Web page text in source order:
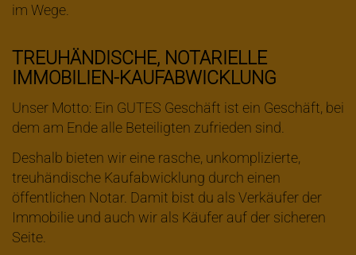
im Wege.
TREUHÄNDISCHE, NOTARIELLE
IMMOBILIEN-KAUFABWICKLUNG
Unser Motto: Ein GUTES Geschäft ist ein Geschäft, bei
dem am Ende alle Beteiligten zufrieden sind.
Deshalb bieten wir eine rasche, unkomplizierte,
treuhändische Kaufabwicklung durch einen
öffentlichen Notar. Damit bist du als Verkäufer der
Immobilie und auch wir als Käufer auf der sicheren
Seite.